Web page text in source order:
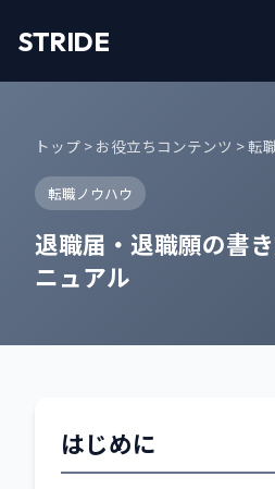
STRIDE
トップ > お役立ちコンテンツ > 転
転職ノウハウ
退職届・退職願の書
ニュアル
はじめに